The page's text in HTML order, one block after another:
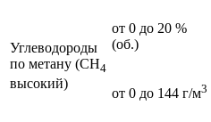
Углеводороды
по метану (CH4
высокий)
от 0 до 20 %
(об.)
от 0 до 144 г/м3